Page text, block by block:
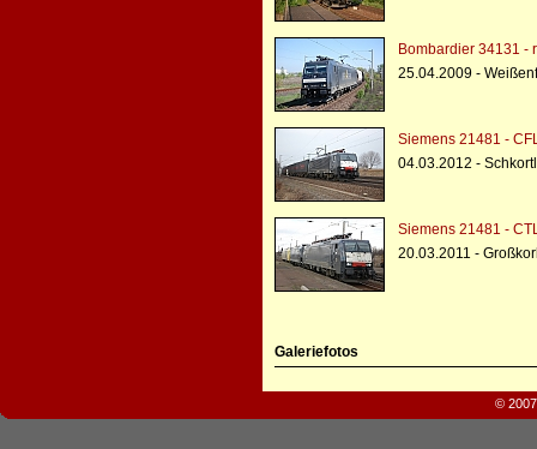
Bombardier 34131 -
25.04.2009 -
Siemens 21481 -
04.03.2012 -
Siemens 21481 -
20.03.2011 -
Galeriefotos
©